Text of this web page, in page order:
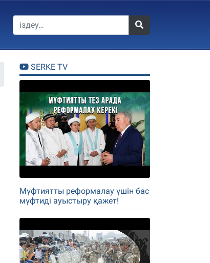
SERKE TV
Мүфтиятты реформалау үшін бас
мүфтиді ауыстыру қажет!